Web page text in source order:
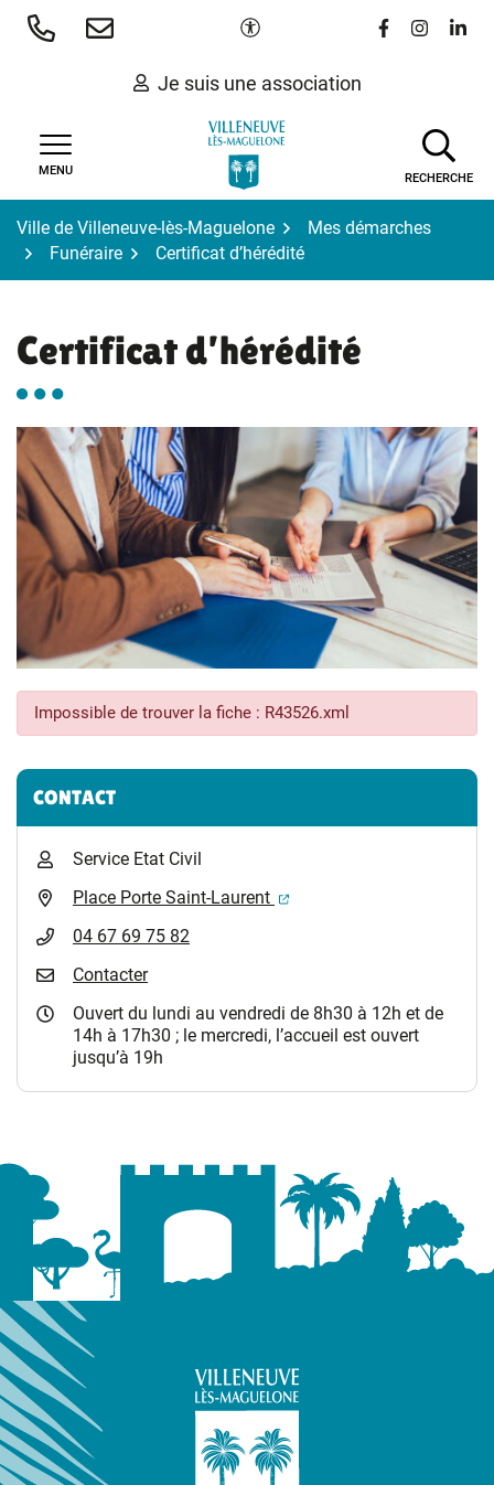
Aller
Paramètres d'accessibilité
Lien vers le
Lien vers
Lien
Je suis une association
MENU
RECHERCHE
Ville de Villeneuve-lès-Maguelone
Mes démarches
Funéraire
Certificat d’hérédité
Certificat d’hérédité
Impossible de trouver la fiche : R43526.xml
Informations complémentaires
CONTACT
Service Etat Civil
Place Porte Saint-Laurent
(ouverture dans un
04 67 69 75 82
Contacter
Ouvert du lundi au vendredi de 8h30 à 12h et de
14h à 17h30 ; le mercredi, l’accueil est ouvert
jusqu’à 19h